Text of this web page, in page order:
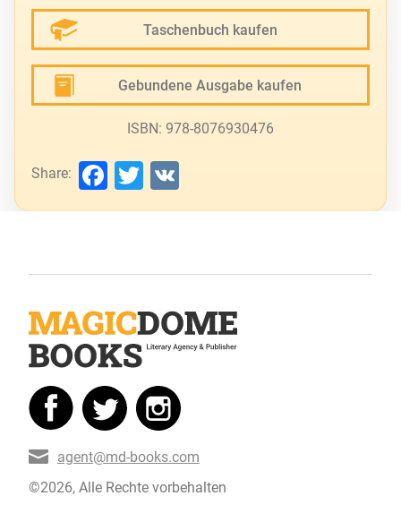
Taschenbuch kaufen
Gebundene Ausgabe kaufen
ISBN: 978-8076930476
Share: Facebook
Twitter
©2026, Alle Rechte vorbehalten
agent@md-books.com